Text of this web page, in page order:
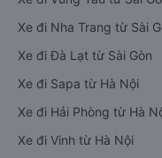
Xe đi Nha Trang từ Sài
Xe đi Đà Lạt từ Sài Gòn
Xe đi Sapa từ Hà Nội
Xe đi Hải Phòng từ Hà
Xe đi Vinh từ Hà Nội